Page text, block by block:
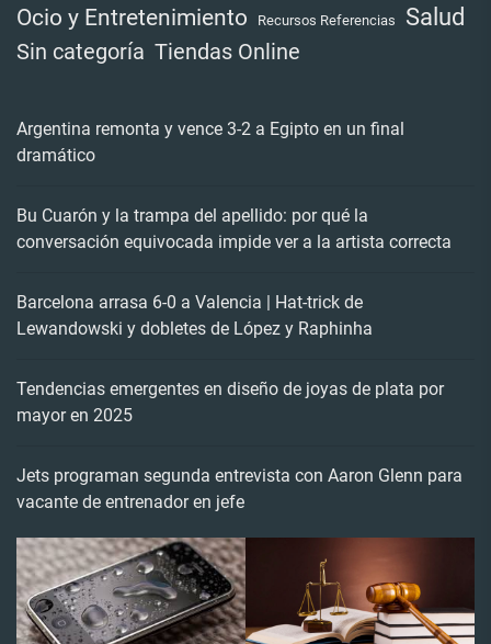
Ocio y Entretenimiento Recursos Referencias Salud
Sin categoría Tiendas Online
Argentina remonta y vence 3-2 a Egipto en un final
dramático
Bu Cuarón y la trampa del apellido: por qué la
conversación equivocada impide ver a la artista correcta
Barcelona arrasa 6-0 a Valencia | Hat-trick de
Lewandowski y dobletes de López y Raphinha
Tendencias emergentes en diseño de joyas de plata por
mayor en 2025
Jets programan segunda entrevista con Aaron Glenn para
vacante de entrenador en jefe